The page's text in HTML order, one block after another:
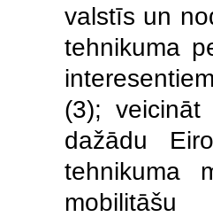
valstīs un
tehnikuma
(3); veicināt
dažādu
tehnikuma